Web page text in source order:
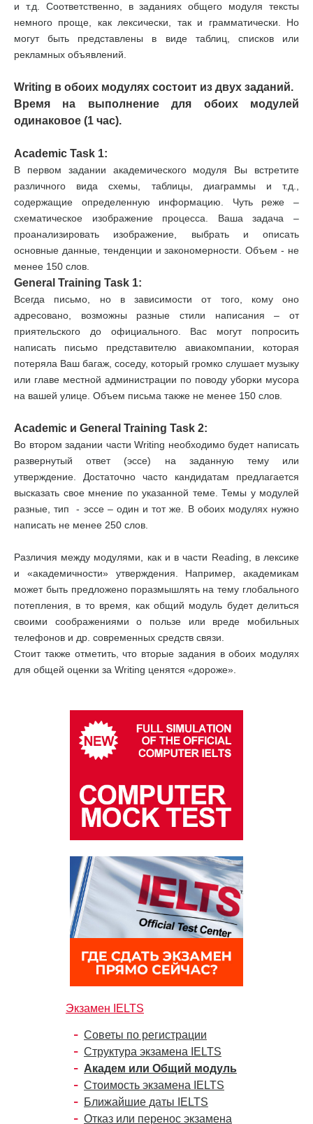
и т.д. Соответственно, в заданиях общего модуля тексты
немного проще, как лексически, так и грамматически. Но
могут быть представлены в виде таблиц, списков или
рекламных объявлений.
Writing в обоих модулях состоит из двух заданий.
Время на выполнение для обоих модулей
одинаковое (1 час).
Academic Task 1:
В первом задании академического модуля Вы встретите
различного вида схемы, таблицы, диаграммы и т.д.,
содержащие определенную информацию. Чуть реже –
схематическое изображение процесса. Ваша задача –
проанализировать изображение, выбрать и описать
основные данные, тенденции и закономерности. Объем - не
менее 150 слов.
General Training Task 1:
Всегда письмо, но в зависимости от того, кому оно
адресовано, возможны разные стили написания – от
приятельского до официального. Вас могут попросить
написать письмо представителю авиакомпании, которая
потеряла Ваш багаж, соседу, который громко слушает музыку
или главе местной администрации по поводу уборки мусора
на вашей улице. Объем письма также не менее 150 слов.
Academic и General Training Task 2:
Во втором задании части Writing необходимо будет написать
развернутый ответ (эссе) на заданную тему или
утверждение. Достаточно часто кандидатам предлагается
высказать свое мнение по указанной теме. Темы у модулей
разные, тип - эссе – один и тот же. В обоих модулях нужно
написать не менее 250 слов.
Различия между модулями, как и в части Reading, в лексике
и «академичности» утверждения. Например, академикам
может быть предложено поразмышлять на тему глобального
потепления, в то время, как общий модуль будет делиться
своими соображениями о пользе или вреде мобильных
телефонов и др. современных средств связи.
Стоит также отметить, что вторые задания в обоих модулях
для общей оценки за Writing ценятся «дороже».
Экзамен IELTS
Советы по регистрации
Структура экзамена IELTS
Академ или Общий модуль
Стоимость экзамена IELTS
Ближайшие даты IELTS
Отказ или перенос экзамена